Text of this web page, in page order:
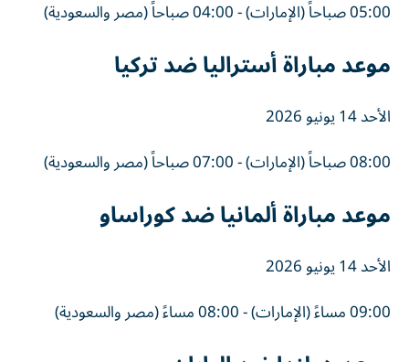
05:00 صباحاً (الإمارات) - 04:00 صباحاً (مصر والسعودية)
موعد مباراة أستراليا ضد تركيا
الأحد 14 يونيو 2026
08:00 صباحاً (الإمارات) - 07:00 صباحاً (مصر والسعودية)
موعد مباراة ألمانيا ضد كوراساو
الأحد 14 يونيو 2026
09:00 مساءً (الإمارات) - 08:00 مساءً (مصر والسعودية)